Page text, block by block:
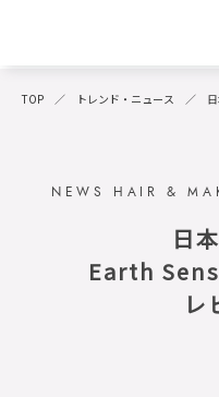
TOP トレンド・ニュース
日
Earth
レ